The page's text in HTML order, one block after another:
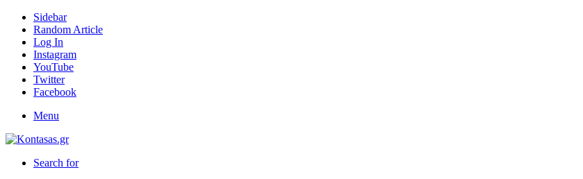
Sidebar
Random Article
Log In
Instagram
YouTube
Twitter
Facebook
Menu
Search for